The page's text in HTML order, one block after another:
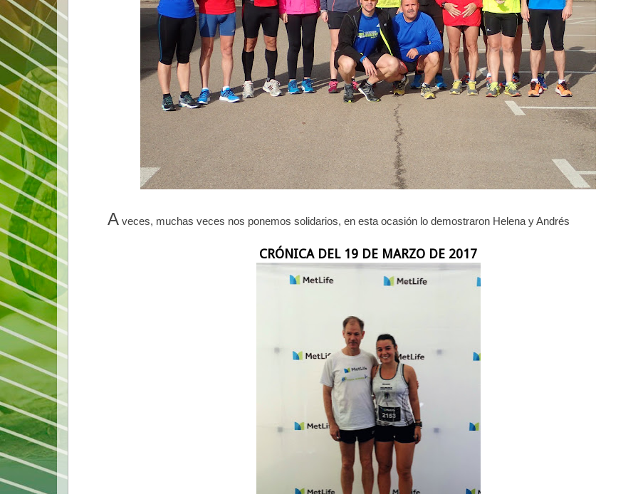
Aveces, muchas veces nos ponemos solidarios, en esta ocasión lo demostraron Helena y Andrés
CRÓNICA DEL 19 DE MARZO DE 2017